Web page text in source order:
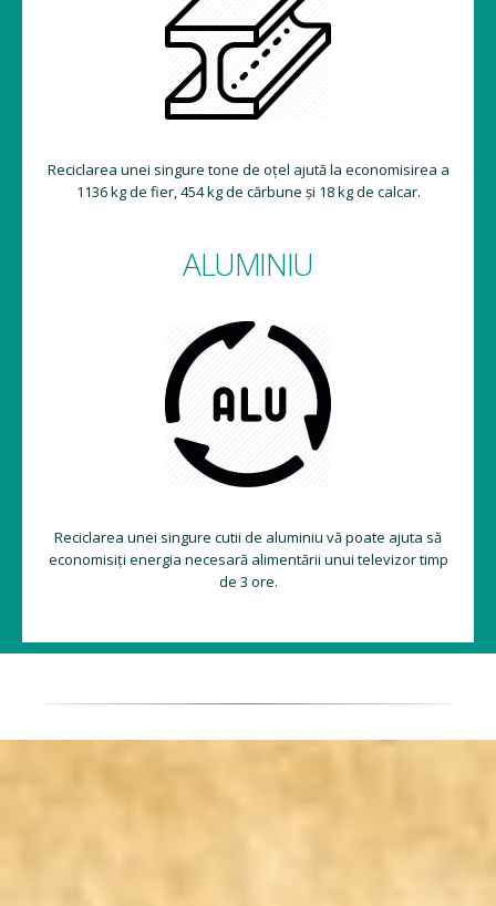
Reciclarea unei singure tone de oțel ajută la economisirea a
1136 kg de fier, 454 kg de cărbune și 18 kg de calcar.
ALUMINIU
Reciclarea unei singure cutii de aluminiu vă poate ajuta să
economisiți energia necesară alimentării unui televizor timp
de 3 ore.